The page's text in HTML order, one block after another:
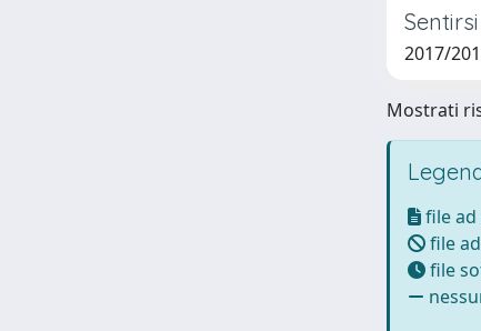
2017/
Mostrati
file ad
file
file